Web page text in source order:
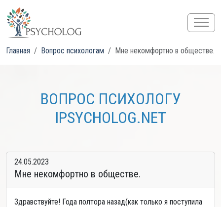
Главная Вопрос психологам Мне некомфортно в обществе.
ВОПРОС ПСИХОЛОГУ
IPSYCHOLOG.NET
24.05.2023
Мне некомфортно в обществе.
Здравствуйте! Года полтора назад(как только я поступила